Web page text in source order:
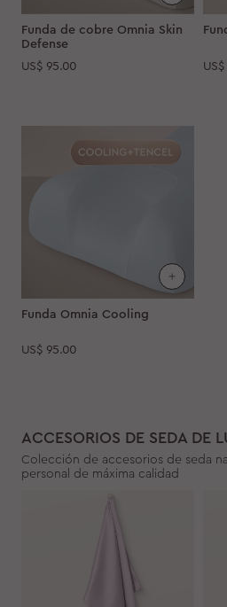
Funda de cobre Omnia Skin
Defense
US$ 95.00 US$
Funda Omnia Cooling
US$ 95.00
ACCESORIOS DE SEDA DE
Colección de accesorios de seda
personal de máxima calidad